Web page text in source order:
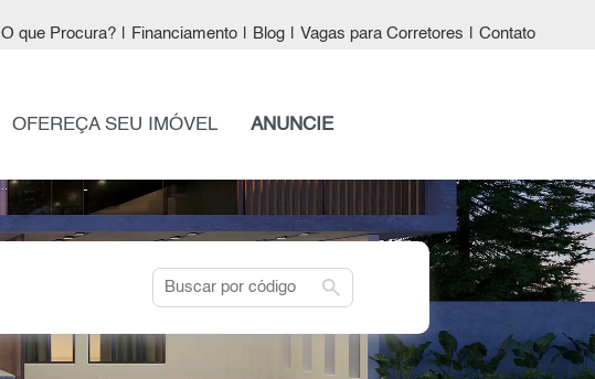
O que Procura? Financiamento Blog Vagas para Corretores Contato
OFEREÇA SEU IMÓVEL ANUNCIE
search